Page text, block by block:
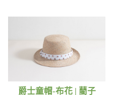
爵士童帽-布花 | 藺子